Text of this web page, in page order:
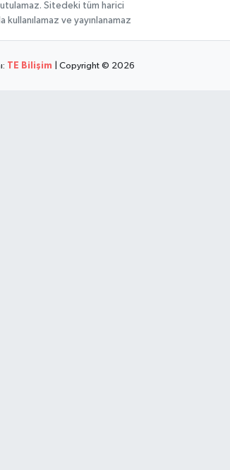
Sitedeki tüm harici
ve yayınlanamaz
TE Bilişim | Copyright © 2026